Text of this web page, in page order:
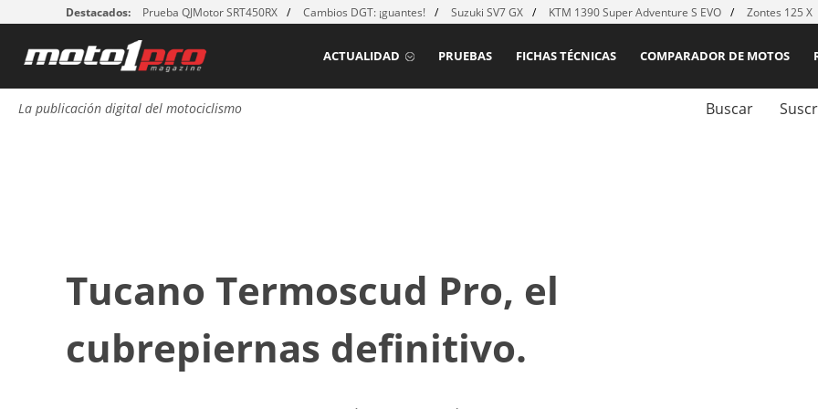
Destacados: Prueba QJMotor SRT450RX Cambios DGT: ¡guantes! Suzuki SV7 GX KTM 1390 Super Adventure S EVO Zontes 125 X
COMPARADOR DE MOTOS
FICHAS TÉCNICAS
PRUEBAS
ACTUALIDAD
La publicación digital del motociclismo Buscar
Tucano Termoscud Pro, el
cubrepiernas definitivo.